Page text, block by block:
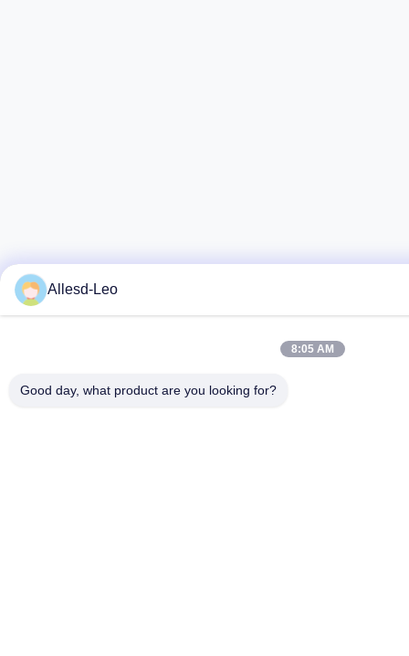
Allesd-Leo
8:05 AM
Good day, what product are you looking for?